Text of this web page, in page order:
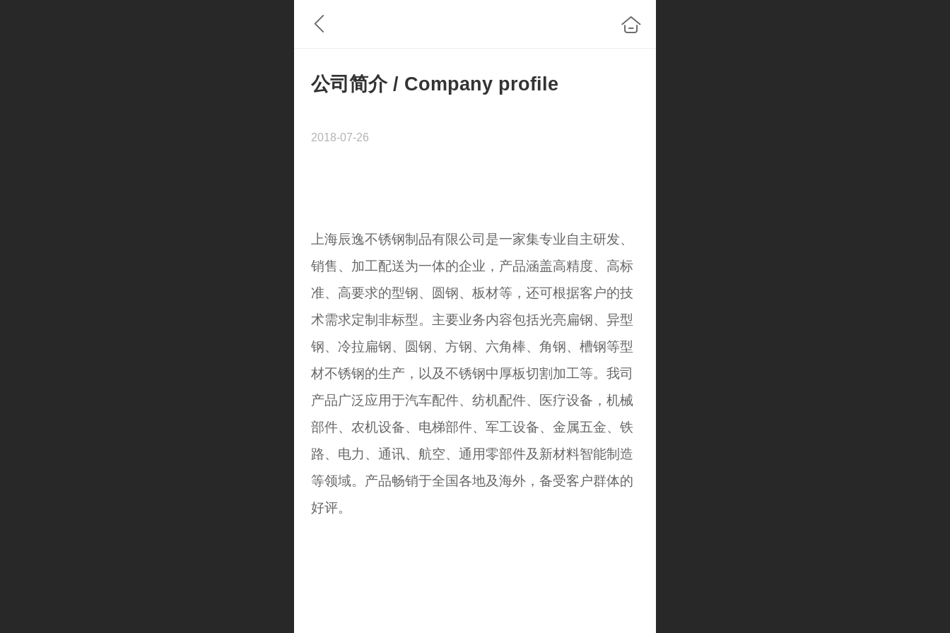
公司简介 / Company profile
2018-07-26
上海辰逸不锈钢制品有限公司是一家集专业自主研发、
销售、加工配送为一体的企业，产品涵盖高精度、高标
准、高要求的型钢、圆钢、板材等，还可根据客户的技
术需求定制非标型。主要业务内容包括光亮扁钢、异型
钢、冷拉扁钢、圆钢、方钢、六角棒、角钢、槽钢等型
材不锈钢的生产，以及不锈钢中厚板切割加工等。我司
产品广泛应用于汽车配件、纺机配件、医疗设备，机械
部件、农机设备、电梯部件、军工设备、金属五金、铁
路、电力、通讯、航空、通用零部件及新材料智能制造
等领域。产品畅销于全国各地及海外，备受客户群体的
好评。